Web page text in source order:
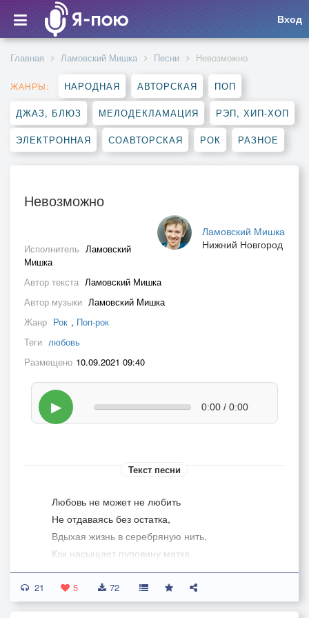
Вход
Главная Ламовский Мишка Песни Невозможно
ЖАНРЫ: НАРОДНАЯ АВТОРСКАЯ ПОП
ДЖАЗ, БЛЮЗ МЕЛОДЕКЛАМАЦИЯ РЭП, ХИП-ХОП
ЭЛЕКТРОННАЯ СОАВТОРСКАЯ РОК РАЗНОЕ
Невозможно
Ламовский Мишка
Нижний Новгород
Исполнитель Ламовский
Мишка
Автор текста Ламовский Мишка
Автор музыки Ламовский Мишка
Жанр Рок , Поп-рок
Теги любовь
Размещено 10.09.2021 09:40
▶ 0:00 / 0:00
Текст песни
Любовь не может не любить
Не отдаваясь без остатка,
Вдыхая жизнь в серебряную нить,
Как насыщает пуповину матка.
Любовь не знает пышных слов.
Лишь трепет сердца, ритм дыханья
21 5 72